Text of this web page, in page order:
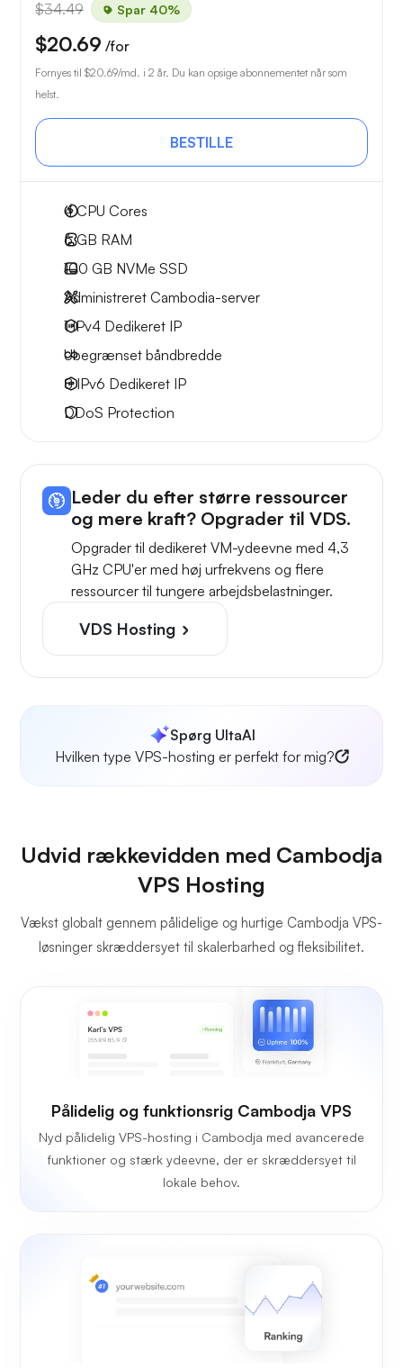
$34.49 Spar 40%
$20.69 /for
Fornyes til $20.69/md. i 2 år. Du kan opsige abonnementet når som
helst.
BESTILLE
4CPU Cores
6 GB RAM
100 GB NVMe SSD
Administreret Cambodia-server
1 IPv4 Dedikeret IP
Ubegrænset båndbredde
8 IPv6 Dedikeret IP
DDoS Protection
Leder du efter større ressourcer
og mere kraft? Opgrader til VDS.
Opgrader til dedikeret VM-ydeevne med 4,3
GHz CPU'er med høj urfrekvens og flere
ressourcer til tungere arbejdsbelastninger.
VDS Hosting
Spørg UltaAI
Hvilken type VPS-hosting er perfekt for mig?
Udvid rækkevidden med Cambodja
VPS Hosting
Vækst globalt gennem pålidelige og hurtige Cambodja VPS-
løsninger skræddersyet til skalerbarhed og fleksibilitet.
Pålidelig og funktionsrig Cambodja VPS
Nyd pålidelig VPS-hosting i Cambodja med avancerede
funktioner og stærk ydeevne, der er skræddersyet til
lokale behov.